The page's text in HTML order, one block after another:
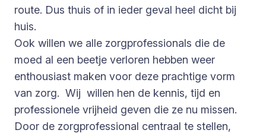
route. Dus thuis of in ieder geval heel dicht bij
huis.
Ook willen we alle zorgprofessionals die de
moed al een beetje verloren hebben weer
enthousiast maken voor deze prachtige vorm
van zorg. Wij willen hen de kennis, tijd en
professionele vrijheid geven die ze nu missen.
Door de zorgprofessional centraal te stellen,